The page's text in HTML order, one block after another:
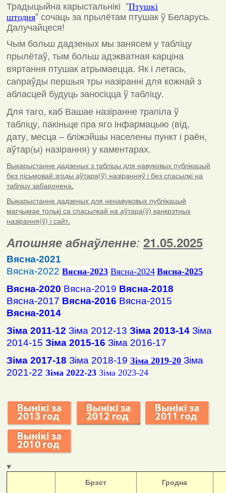
Традыцыйна карыстальнікі "Птушкі
штодня"сочаць за прылётам птушак ў Беларусь.
Далучайцеся!
Чым больш дадзеных мы занясем у табліцу
прылётаў, тым больш адэкватная карціна
вяртання птушак атрымаецца. Як і летась,
сапраўды першыя тры назіранні для кожнай з
абласцей будуць заносіцца ў табліцу.
Для таго, каб Вашае назіранне трапіла ў
табліцу, пакіньце пра яго інфармацыю (від,
дату, месца – бліжэйшы населены пункт і раён,
аўтар(ы) назірання) у каментарах.
Выкарыстанне дадзеных з табліцы для навуковых публікацый
без пісьмовай згоды аўтара(ў) назіранняў і без спасылкі на
табліцу забаронена.
Выкарыстанне дадзеных для ненавуковых публікацый
магчымае толькі са спасылкай на аўтара(ў) канкрэтных
назірання(ў) і сайт.
Апошняе абнаўленне: 21.05.2025
Вясна-2021
Вясна-2022 Вясна-2023 Вясна-2024 Вясна-2025
Вясна-2020 Вясна-2019 Вясна-2018
Вясна-2017 Вясна-2016 Вясна-2015
Вясна-2014
Зіма 2011-12 Зіма 2012-13 Зіма 2013-14 Зіма
2014-15 Зіма 2015-16 Зіма 2016-17
Зіма 2017-18 Зіма 2018-19 Зіма 2019-20 Зіма
2021-22 Зіма 2022-23 Зіма 2023-24
Брэст
Гродна